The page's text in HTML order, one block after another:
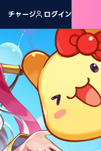
チャージ ログイン